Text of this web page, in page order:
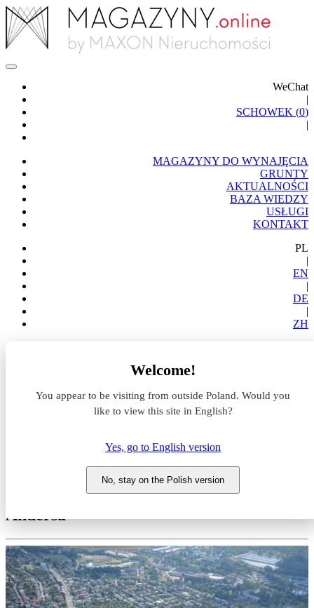
WeChat
|
SCHOWEK (0)
|
MAGAZYNY DO WYNAJĘCIA
GRUNTY
AKTUALNOŚCI
BAZA WIEDZY
USŁUGI
KONTAKT
PL
|
EN
|
DE
|
ZH
Welcome!
You appear to be visiting from outside Poland. Would you
like to view this site in English?
Yes, go to English version
No, stay on the Polish version
Sosnowiec Andersa
Sosnowiec Andersa
Śląskie, Sosnowiec, ul. gen. Władysława
Andersa